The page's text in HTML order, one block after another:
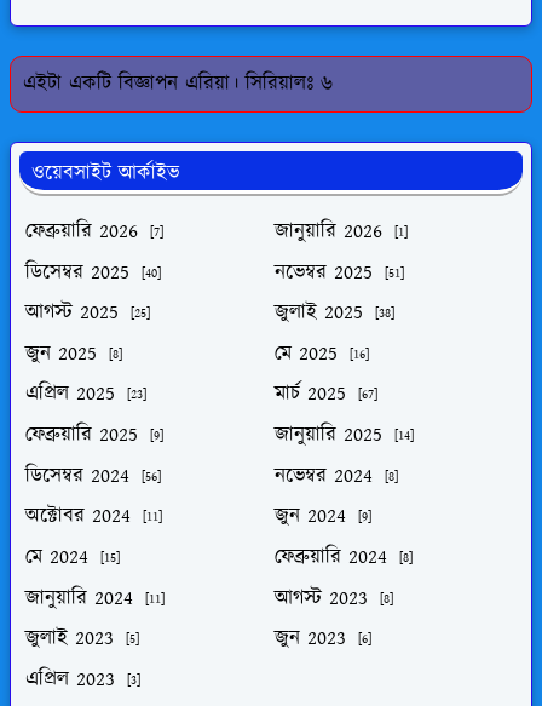
এইটা একটি বিজ্ঞাপন এরিয়া। সিরিয়ালঃ ৬
ওয়েবসাইট আর্কাইভ
ফেব্রুয়ারি 2026
[7] জানুয়ারি 2026 [1]
ডিসেম্বর 2025 [40] নভেম্বর 2025 [51]
আগস্ট 2025 [25] জুলাই 2025 [38]
জুন 2025 [8] মে 2025 [16]
এপ্রিল 2025 [23] মার্চ 2025 [67]
ফেব্রুয়ারি 2025 [9] জানুয়ারি 2025 [14]
ডিসেম্বর 2024 [56] নভেম্বর 2024 [8]
অক্টোবর 2024 [11] জুন 2024 [9]
মে 2024 [15] ফেব্রুয়ারি 2024 [8]
জানুয়ারি 2024 [11] আগস্ট 2023 [8]
জুলাই 2023 [5] জুন 2023 [6]
এপ্রিল 2023 [3]